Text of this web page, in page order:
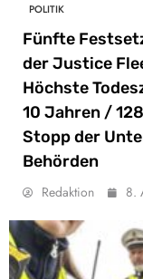
POLITIK
Fünfte
der Justice
Höchste
10 Jahren /
Stopp der
Behörden
Redaktion 8.